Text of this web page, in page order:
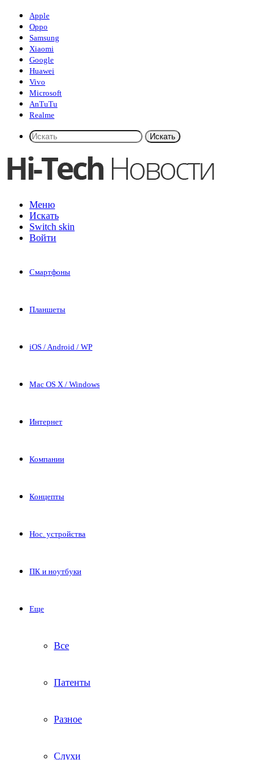
Apple
Oppo
Samsung
Xiaomi
Google
Huawei
Vivo
Microsoft
AnTuTu
Realme
Искать
Меню
Искать
Switch skin
Войти
Смартфоны
Планшеты
iOS / Android / WP
Mac OS X / Windows
Интернет
Компании
Концепты
Нос. устройства
ПК и ноутбуки
Еще
Все
Патенты
Разное
Слухи